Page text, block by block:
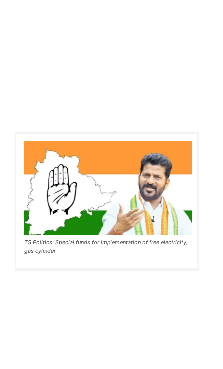
TS Politics: Special funds for implementation of free electricity,
gas cylinder